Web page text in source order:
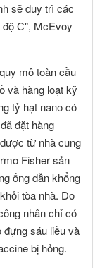
sẽ duy trì các
C", McEvoy
mô toàn cầu
và hàng loạt kỹ
tỷ hạt nano có
đặt hàng
từ nhà cung
Fisher sản
ống dẫn khổng
tòa nhà. Do
nhân chỉ có
đựng sáu liều và
bị hỏng.